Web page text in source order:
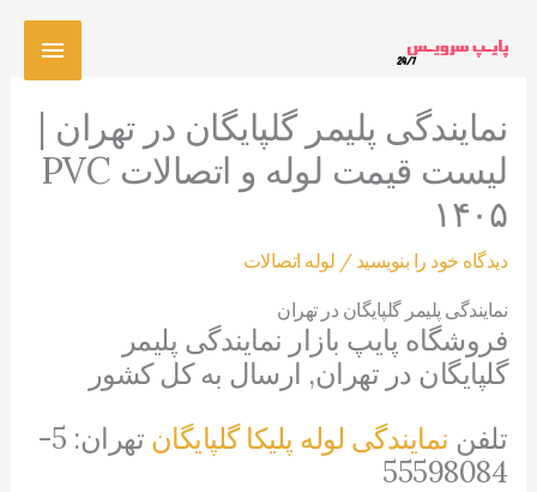
نمایندگی پلیمر گلپایگان در تهران |
لیست قیمت لوله و اتصالات PVC
۱۴۰۵
دیدگاه‌ خود را بنویسید / لوله اتصالات
نمایندگی پلیمر گلپایگان در تهران
فروشگاه پایپ بازار نمایندگی پلیمر
گلپایگان در تهران, ارسال به کل کشور
تلفن نمایندگی لوله پلیکا گلپایگان
تهران: 5-
55598084